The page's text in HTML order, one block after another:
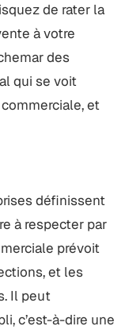
de rater la
à votre
des
qui se voit
et
définissent
à respecter par
prévoit
et les
Il peut
c’est-à-dire une